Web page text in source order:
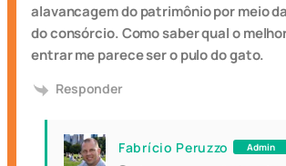
alavancagem do patrimônio por meio
do consórcio. Como saber qual o
entrar me parece ser o pulo do gato.
Responder
Fabrício Peruzzo Admin